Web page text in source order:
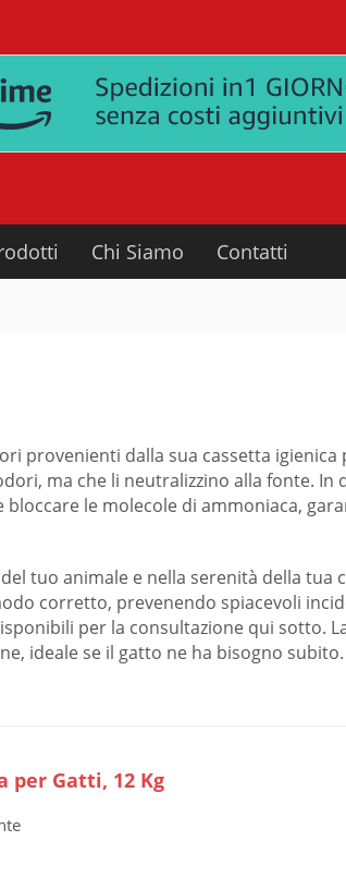
Chi Siamo Contatti
provenienti dalla sua cassetta
ma che li neutralizzino alla fonte.
le molecole di ammoniaca,
tuo animale e nella serenità della tua
corretto, prevenendo spiacevoli
per la consultazione qui sotto.
ideale se il gatto ne ha bisogno subito.
per Gatti, 12 Kg